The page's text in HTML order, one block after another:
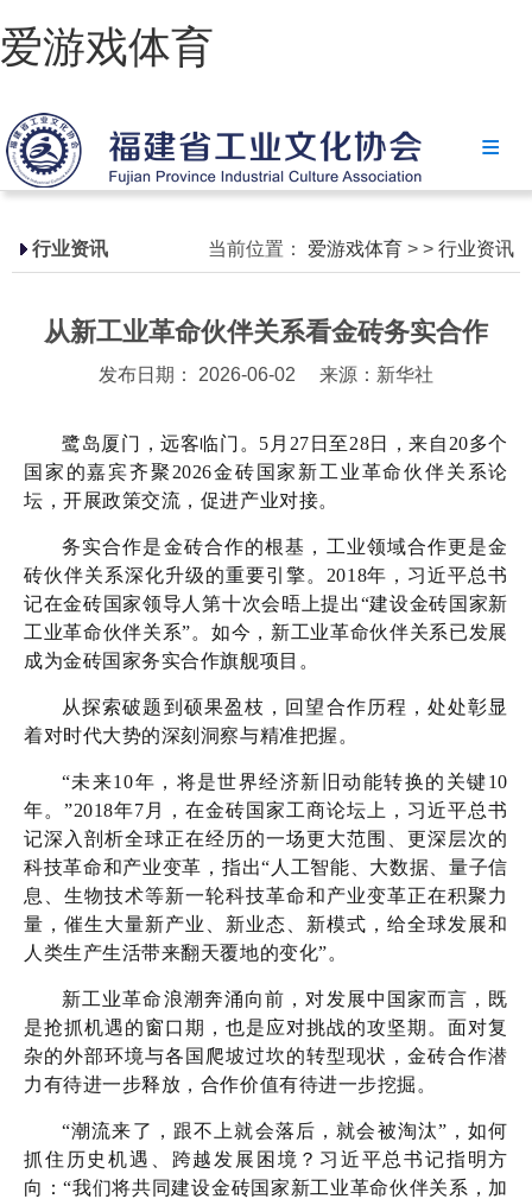
爱游戏体育
爱游戏体育
协会简介
政策法规
省级政策
工业文化
工业视频
会员风采
协会月刊
爱游戏体育-爱游戏| 爱游戏官方网站
加入我们
行业资讯 当前位置： 爱游戏体育 > > 行业资讯
从新工业革命伙伴关系看金砖务实合作
发布日期： 2026-06-02 来源：新华社
鹭岛厦门，远客临门。5月27日至28日，来自20多个
国家的嘉宾齐聚2026金砖国家新工业革命伙伴关系论
坛，开展政策交流，促进产业对接。
务实合作是金砖合作的根基，工业领域合作更是金
砖伙伴关系深化升级的重要引擎。2018年，习近平总书
记在金砖国家领导人第十次会晤上提出“建设金砖国家新
工业革命伙伴关系”。如今，新工业革命伙伴关系已发展
成为金砖国家务实合作旗舰项目。
从探索破题到硕果盈枝，回望合作历程，处处彰显
着对时代大势的深刻洞察与精准把握。
“未来10年，将是世界经济新旧动能转换的关键10
年。”2018年7月，在金砖国家工商论坛上，习近平总书
记深入剖析全球正在经历的一场更大范围、更深层次的
科技革命和产业变革，指出“人工智能、大数据、量子信
息、生物技术等新一轮科技革命和产业变革正在积聚力
量，催生大量新产业、新业态、新模式，给全球发展和
人类生产生活带来翻天覆地的变化”。
新工业革命浪潮奔涌向前，对发展中国家而言，既
是抢抓机遇的窗口期，也是应对挑战的攻坚期。面对复
杂的外部环境与各国爬坡过坎的转型现状，金砖合作潜
力有待进一步释放，合作价值有待进一步挖掘。
“潮流来了，跟不上就会落后，就会被淘汰”，如何
抓住历史机遇、跨越发展困境？习近平总书记指明方
向：“我们将共同建设金砖国家新工业革命伙伴关系，加